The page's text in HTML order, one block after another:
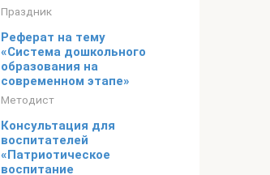
Праздник
Реферат на тему
«Система дошкольного
образования на
современном этапе»
Методист
Консультация для
воспитателей
«Патриотическое
воспитание